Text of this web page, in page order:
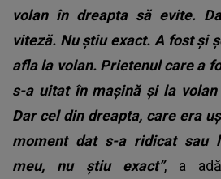
volan în dreapta să evite.
viteză. Nu știu exact. A fost și
afla la volan. Prietenul care a
s-a uitat în mașină și la
Dar cel din dreapta, care era
moment dat s-a ridicat sau
meu, nu știu exact”, a